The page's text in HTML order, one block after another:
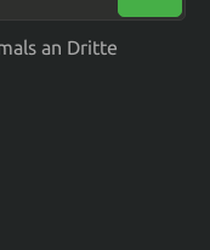
an Dritte